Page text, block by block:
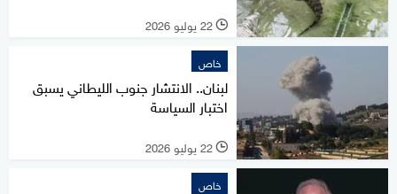
l 22 يوليو 2026
خاص
لبنان.. الانتشار جنوب الليطاني يسبق
اختبار السياسة
l 22 يوليو 2026
خاص